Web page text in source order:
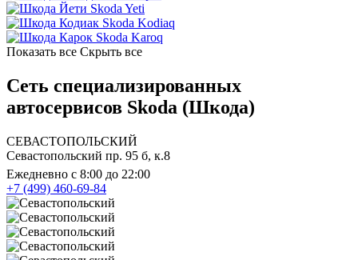
Skoda Yeti
Skoda Kodiaq
Skoda Karoq
Показать все Скрыть все
Сеть специализированных
автосервисов Skoda (Шкода)
СЕВАСТОПОЛЬСКИЙ
Севастопольский пр. 95 б, к.8
Ежедневно с 8:00 до 22:00
+7 (499) 460-69-84